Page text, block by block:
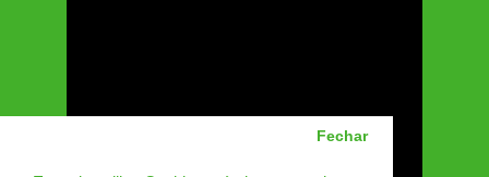
Fechar